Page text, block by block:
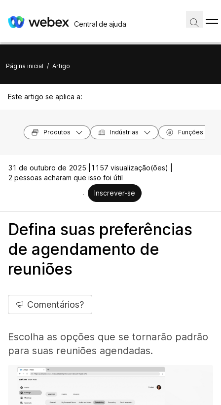
Central de ajuda
Página inicial / Artigo
Este artigo se aplica a:
Produtos Indústrias Funções
31 de outubro de 2025 |
1157 visualização(ões) |
2 pessoas acharam que isso foi útil
Inscrever-se
Defina suas preferências
de agendamento de
reuniões
Comentários?
Escolha as opções que se tornarão padrão
para suas reuniões agendadas.